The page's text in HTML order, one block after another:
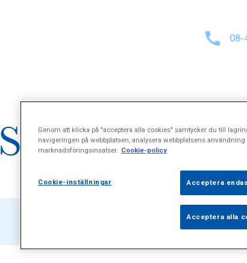
08-
Sökresultat
Genom att klicka på "acceptera alla cookies" samtycker du till
navigeringen på webbplatsen, analysera webbplatsens användning
marknadsföringsinsatser. Cookie-policy
Cookie-inställningar Acceptera
Acceptera alla